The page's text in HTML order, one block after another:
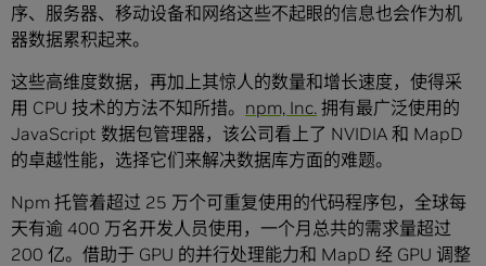
序、服务器、移动设备和网络这些不起眼的信息也会作为机
器数据累积起来。
这些高维度数据，再加上其惊人的数量和增长速度，使得采
用 CPU 技术的方法不知所措。 npm, Inc. 拥有最广泛使用的
JavaScript 数据包管理器，该公司看上了 NVIDIA 和 MapD
的卓越性能，选择它们来解决数据库方面的难题。
Npm 托管着超过 25 万个可重复使用的代码程序包，全球每
天有逾 400 万名开发人员使用，一个月总共的需求量超过
200 亿。借助于 GPU 的并行处理能力和 MapD 经 GPU 调整